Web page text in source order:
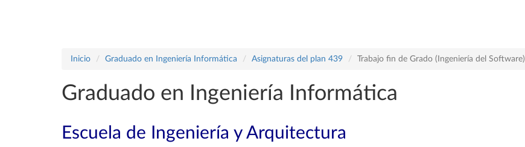
Inicio Graduado en Ingeniería Informática Asignaturas del plan 439 Trabajo fin de Grado (Ingeniería del Software)
Graduado en Ingeniería Informática
Escuela de Ingeniería y Arquitectura